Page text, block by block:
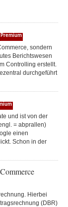
Premium
sondern
Berichtswesen
Controlling erstellt.
durchgeführt
und ist von der
= abprallen)
einen
Schon in der
Hierbei
(DBR)